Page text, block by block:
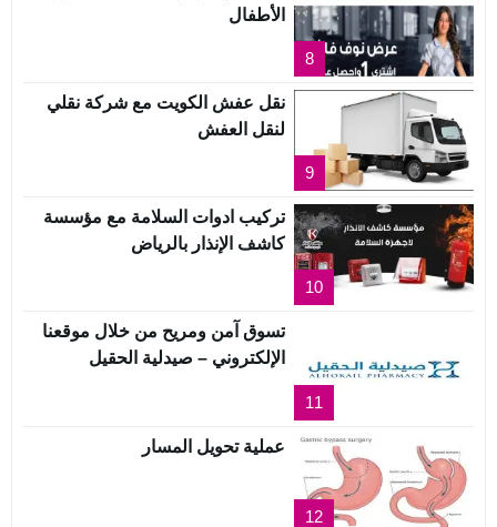
8
الأطفال
9
نقل عفش الكويت مع شركة نقلي
لنقل العفش
10
تركيب ادوات السلامة مع مؤسسة
كاشف الإنذار بالرياض
11
تسوق آمن ومريح من خلال موقعنا
الإلكتروني – صيدلية الحقيل
12
عملية تحويل المسار